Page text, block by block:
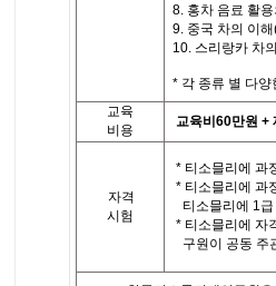
8. 홍차 음료 활
9. 중국 차의 이
10. 스리랑카 차
* 각 종류 별 다양
교육
비용
교육비 60만원 +
자격
시험
* 티소믈리에 과
* 티소믈리에 과
티소믈리에 1
* 티소믈리에 자
구원이 공동 주